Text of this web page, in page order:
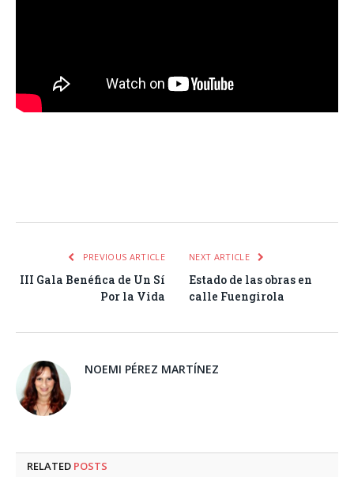
PREVIOUS ARTICLE
III Gala Benéfica de Un Sí
Por la Vida
NEXT ARTICLE
Estado de las obras en
calle Fuengirola
NOEMI PÉREZ MARTÍNEZ
RELATED POSTS